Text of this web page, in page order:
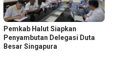
Pemkab Halut Siapkan
Penyambutan Delegasi Duta
Besar Singapura